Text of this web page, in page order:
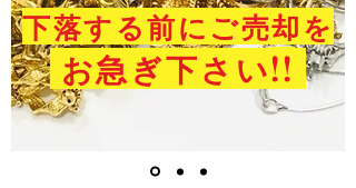
下落する前にご売却を
お急ぎ下さい!!